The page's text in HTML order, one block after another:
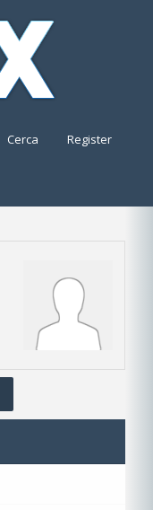
Cerca Register